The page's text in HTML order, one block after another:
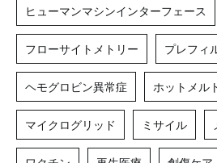
ヒューマンマシンインターフェース
フローサイトメトリー プレフィ
ヘモグロビン異常症 ホットメル
マイクログリッド ミサイル